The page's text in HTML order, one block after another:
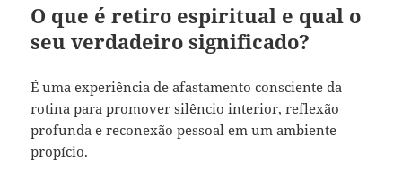
O que é retiro espiritual e qual o
seu verdadeiro significado?
É uma experiência de afastamento consciente da
rotina para promover silêncio interior, reflexão
profunda e reconexão pessoal em um ambiente
propício.